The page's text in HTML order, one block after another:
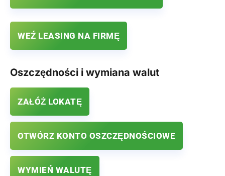
WEŹ LEASING NA FIRMĘ
Oszczędności i wymiana walut
ZAŁÓŻ LOKATĘ
OTWÓRZ KONTO OSZCZĘDNOŚCIOWE
WYMIEŃ WALUTĘ